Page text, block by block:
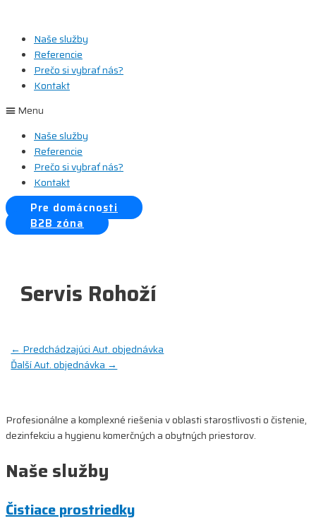
obsah Naše služby
Referencie
Prečo si vybrať nás?
Kontakt
Menu
Naše služby
Referencie
Prečo si vybrať nás?
Kontakt
Pre domácnosti
B2B zóna
Servis Rohoží
Navigácia
← Predchádzajúci Aut. objednávka
Ďalší Aut. objednávka →
Profesionálne a komplexné riešenia v oblasti starostlivosti o čistenie,
dezinfekciu a hygienu komerčných a obytných priestorov.
Naše služby
Čistiace prostriedky